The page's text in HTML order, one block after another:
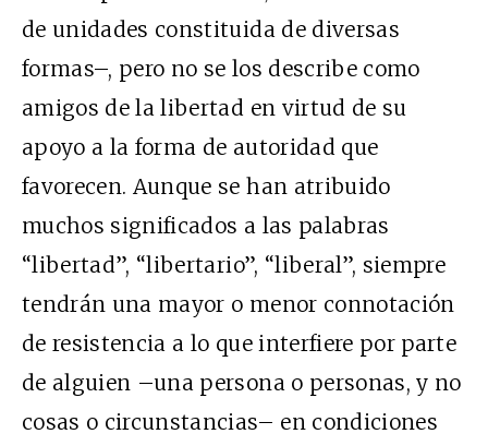
de unidades constituida de diversas
formas–, pero no se los describe como
amigos de la libertad en virtud de su
apoyo a la forma de autoridad que
favorecen. Aunque se han atribuido
muchos significados a las palabras
“libertad”, “libertario”, “liberal”, siempre
tendrán una mayor o menor connotación
de resistencia a lo que interfiere por parte
de alguien –una persona o personas, y no
cosas o circunstancias– en condiciones